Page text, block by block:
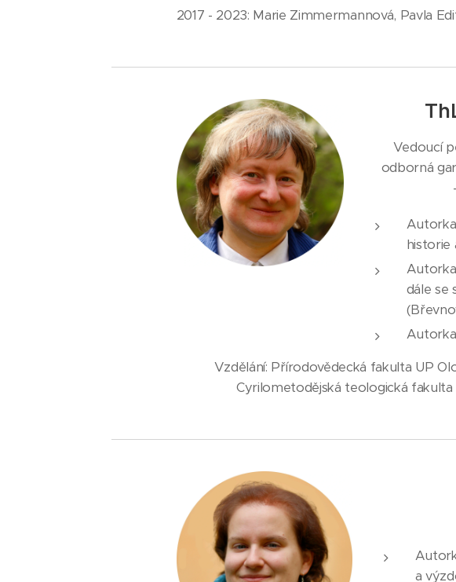
2017 - 2023: Marie Zimmermannová, Pavla
Vedoucí
odborná
historie
dále se
Vzdělání: Přírodovědecká fakulta UP
Cyrilometodějská teologická
a